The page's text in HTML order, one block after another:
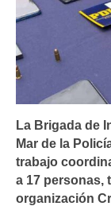
La Brigada de
Mar de la
trabajo
a 17 personas,
organización